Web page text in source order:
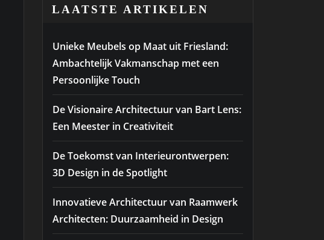
LAATSTE ARTIKELEN
Unieke Meubels op Maat uit Friesland:
Ambachtelijk Vakmanschap met een
Persoonlijke Touch
De Visionaire Architectuur van Bart Lens:
Een Meester in Creativiteit
De Toekomst van Interieurontwerpen:
3D Design in de Spotlight
Innovatieve Architectuur van Raamwerk
Architecten: Duurzaamheid in Design